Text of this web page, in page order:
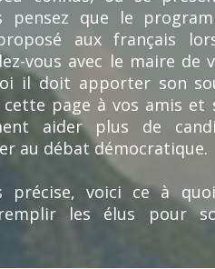
pensez que le
aux français
vous avec le maire de
il doit apporter son
page à vos amis et
aider plus de
au débat démocratique.
précise, voici ce à
les élus pour